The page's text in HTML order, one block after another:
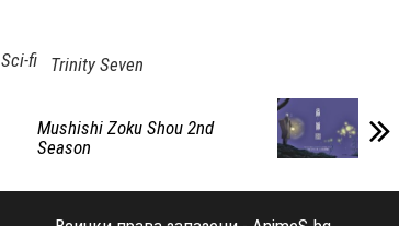
Sci-fi Trinity Seven
Mushishi Zoku Shou 2nd
Season